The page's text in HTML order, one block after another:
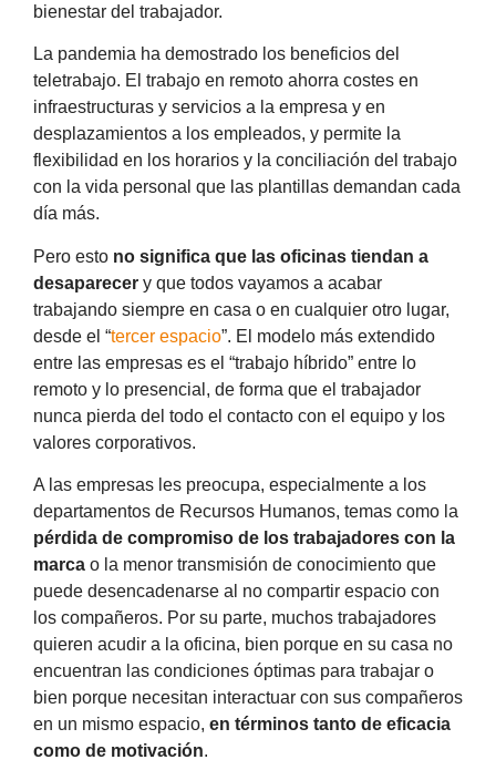
bienestar del trabajador.
La pandemia ha demostrado los beneficios del
teletrabajo. El trabajo en remoto ahorra costes en
infraestructuras y servicios a la empresa y en
desplazamientos a los empleados, y permite la
flexibilidad en los horarios y la conciliación del trabajo
con la vida personal que las plantillas demandan cada
día más.
Pero esto no significa que las oficinas tiendan a
desaparecer y que todos vayamos a acabar
trabajando siempre en casa o en cualquier otro lugar,
desde el “tercer espacio”. El modelo más extendido
entre las empresas es el “trabajo híbrido” entre lo
remoto y lo presencial, de forma que el trabajador
nunca pierda del todo el contacto con el equipo y los
valores corporativos.
A las empresas les preocupa, especialmente a los
departamentos de Recursos Humanos, temas como la
pérdida de compromiso de los trabajadores con la
marca o la menor transmisión de conocimiento que
puede desencadenarse al no compartir espacio con
los compañeros. Por su parte, muchos trabajadores
quieren acudir a la oficina, bien porque en su casa no
encuentran las condiciones óptimas para trabajar o
bien porque necesitan interactuar con sus compañeros
en un mismo espacio, en términos tanto de eficacia
como de motivación.